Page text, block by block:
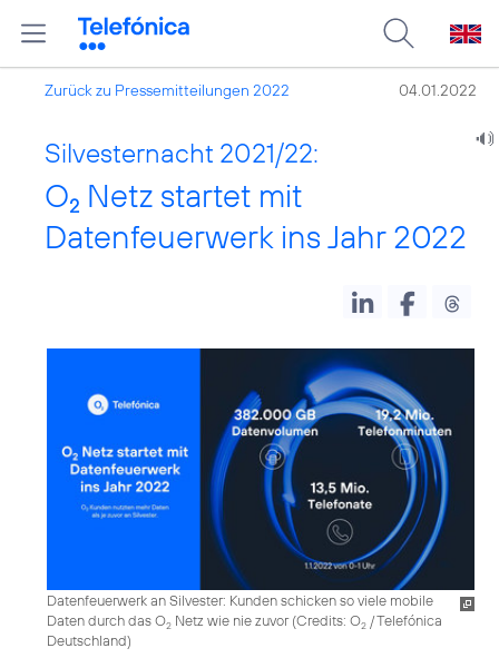
Zurück zu Pressemitteilungen 2022 04.01.2022
Silvesternacht 2021/22:
O2 Netz startet mit
Datenfeuerwerk ins Jahr 2022
Datenfeuerwerk an Silvester: Kunden schicken so viele mobile
Daten durch das O2 Netz wie nie zuvor (Credits: O2 / Telefónica
Deutschland)